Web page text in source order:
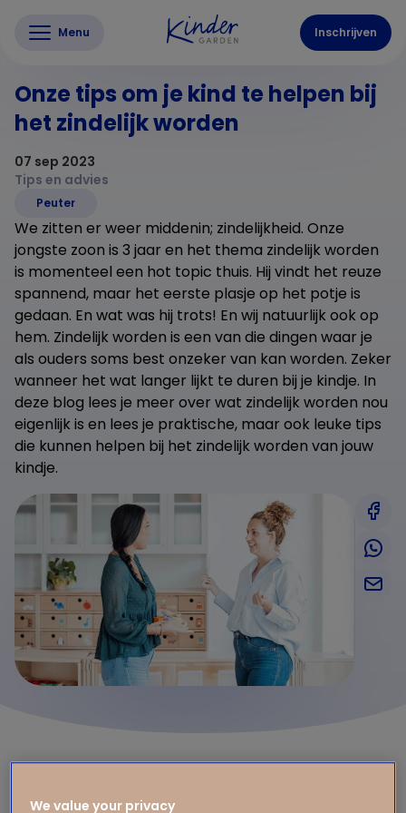
Menu Inschrijven
Onze tips om je kind te helpen bij
het zindelijk worden
07 sep 2023
Tips en advies
Peuter
We zitten er weer middenin; zindelijkheid. Onze
jongste zoon is 3 jaar en het thema zindelijk worden
is momenteel een hot topic thuis. Hij vindt het reuze
spannend, maar het eerste plasje op het potje is
gedaan. En wat was hij trots! En wij natuurlijk ook op
hem. Zindelijk worden is een van die dingen waar je
als ouders soms best onzeker van kan worden. Zeker
wanneer het wat langer lijkt te duren bij je kindje. In
deze blog lees je meer over wat zindelijk worden nou
eigenlijk is en lees je praktische, maar ook leuke tips
die kunnen helpen bij het zindelijk worden van jouw
kindje.
worden kinderen zindelijk?
We value your privacy